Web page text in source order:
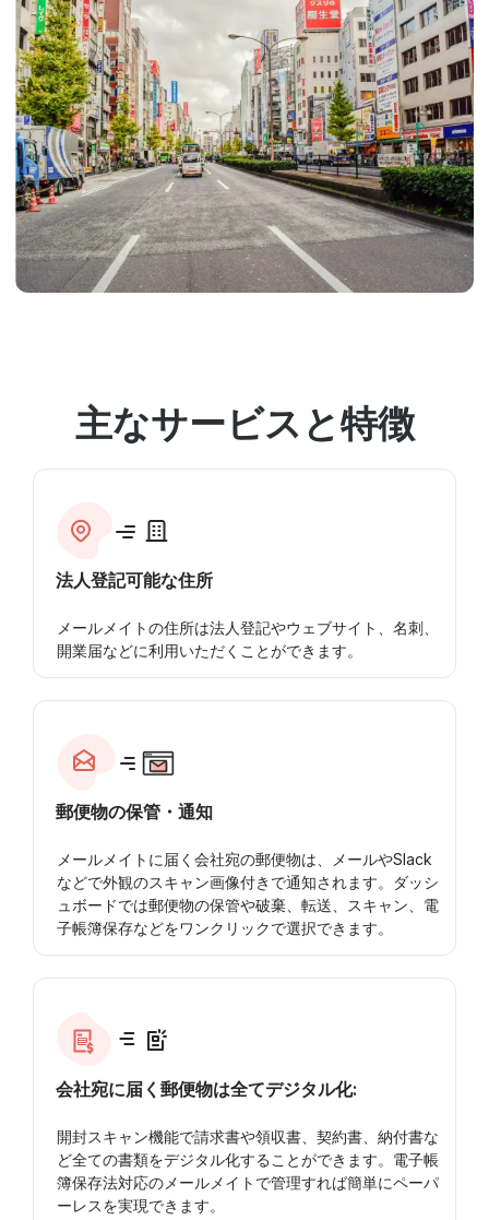
主なサービスと特徴
法人登記可能な住所
メールメイトの住所は法人登記やウェブサイト、名刺、
開業届などに利用いただくことができます。
郵便物の保管・通知
メールメイトに届く会社宛の郵便物は、メールやSlack
などで外観のスキャン画像付きで通知されます。ダッシ
ュボードでは郵便物の保管や破棄、転送、スキャン、電
子帳簿保存などをワンクリックで選択できます。
会社宛に届く郵便物は全てデジタル化:
開封スキャン機能で請求書や領収書、契約書、納付書な
ど全ての書類をデジタル化することができます。電子帳
簿保存法対応のメールメイトで管理すれば簡単にペーパ
ーレスを実現できます。